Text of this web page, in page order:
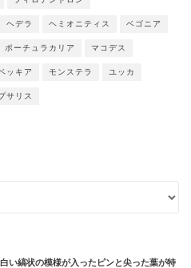
ヘデラ ヘミオニティス ベゴニア
ポーチュラカリア マコデス
ッキア モンステラ ユッカ
サリス
白い縞状の模様が入ったピンと尖った葉が特